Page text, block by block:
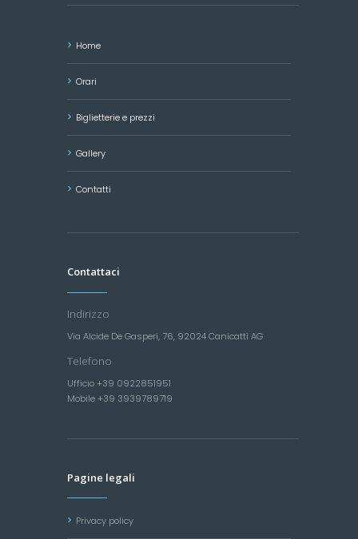
Home
Orari
Biglietterie e prezzi
Gallery
Contatti
Contattaci
Indirizzo
Via Alcide De Gasperi, 76, 92024 Canicattì AG
Telefono
Ufficio +39 0922851951
Mobile +39 3939789719
Pagine legali
Privacy policy